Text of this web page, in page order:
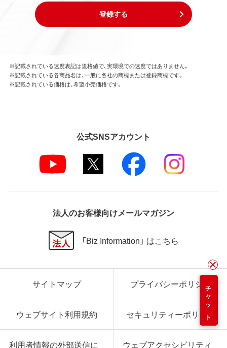
登録する
チャット
※記載されている速度表記は規格値で、実環境での速度ではありません。
※記載されている各商品名は、一般に各社の商標または登録商標です。
※記載されている価格は、希望小売価格です。
公式SNSアカウント
法人のお客様向けメールマガジン
「Biz Information」 はこちら
サイトマップ プライバシーポリシー
ウェブサイト利用規約 セキュリティーポリシー
利用者情報の外部送信に ウェブアクセシビリティ